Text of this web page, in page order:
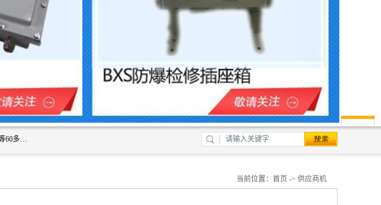
浙创防爆公司产品得到了 国内外广大用户的青眯，销售网络遍布全国各地及远销东南亚，非洲，中东，大洋州等60多个国家和地区，并初步建立起以中国大陆为总部的全球营销体系。 专业生产：防爆电气，BXMD系列防爆照明动力配电箱，BJX防爆接线箱，BKX防爆控制箱，防爆检修电源箱，防爆开关箱，不锈钢防爆箱，201/304/316不锈钢防爆配电箱系列， 防爆防腐系列，防爆防腐操作柱，防爆防腐控制箱 浙创防爆
当前位置： 首页 -> 供应商机